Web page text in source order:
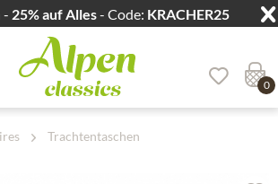
- 25% auf Alles- Code: KRACHER25
Zum Hauptbereich springen
0
Trachtentaschen